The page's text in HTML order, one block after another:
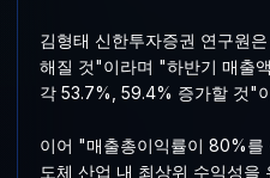
김형태 신한투자증권 연구원
해질 것"이라며 "하반기 매출
각 53.7%, 59.4% 증가할 것"
이어 "매출총이익률이 80%를
도체 산업 내 최상위 수익성